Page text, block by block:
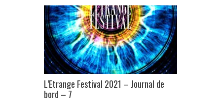
L’Etrange Festival 2021 – Journal de
bord – 7